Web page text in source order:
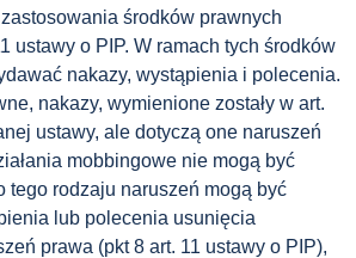
środków prawnych
ustawy o PIP. W ramach tych środków
nakazy, wystąpienia i polecenia.
nakazy, wymienione zostały w art.
ustawy, ale dotyczą one naruszeń
mobbingowe nie mogą być
tego rodzaju naruszeń mogą być
lub polecenia usunięcia
prawa (pkt 8 art. 11 ustawy o PIP),